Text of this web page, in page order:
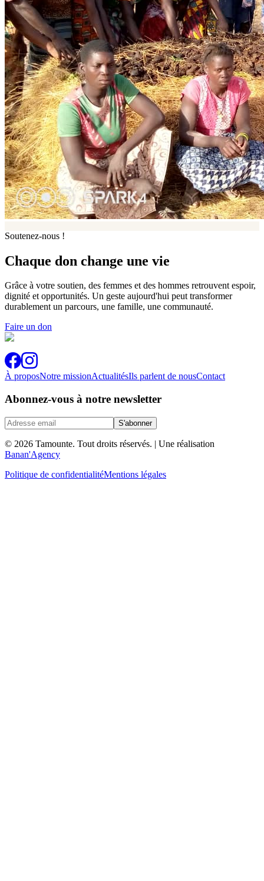
Soutenez-nous !
Chaque don change une vie
Grâce à votre soutien, des femmes et des hommes retrouvent espoir,
dignité et opportunités. Un geste aujourd'hui peut transformer
durablement un parcours, une famille, une communauté.
Faire un don
À proposNotre missionActualitésIls parlent de nousContact
Abonnez-vous à notre newsletter
S'abonner
© 2026 Tamounte. Tout droits réservés. | Une réalisation
Banan'Agency
Politique de confidentialitéMentions légales